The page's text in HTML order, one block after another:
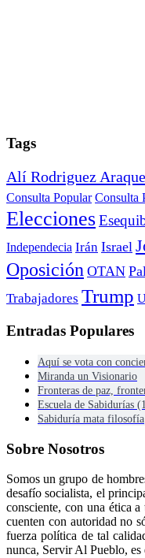
Tags
Alí Rodriguez Araque
Consulta Popular Consulta
Elecciones
Independecia Irán Israel
Oposición OTAN
Trabajadores Trump
Entradas Populares
Aquí se vota con
Miranda un Visionario
Fronteras de paz,
Escuela de Sabidurías
Sabiduría mata filosofía
Sobre Nosotros
Somos un grupo de
desafío socialista, el
consciente, con una ética
cuenten con autoridad no
fuerza política de tal
nunca, Servir Al Pueblo,